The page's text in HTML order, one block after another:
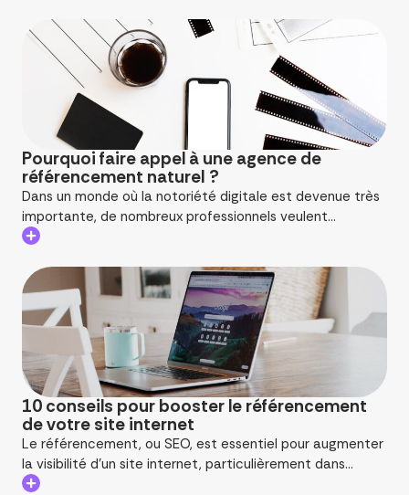
Pourquoi faire appel à une agence de
référencement naturel ?
Dans un monde où la notoriété digitale est devenue très
importante, de nombreux professionnels veulent...
10 conseils pour booster le référencement
de votre site internet
Le référencement, ou SEO, est essentiel pour augmenter
la visibilité d'un site internet, particulièrement dans...